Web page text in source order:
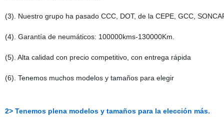
(3). Nuestro grupo ha pasado CCC, DOT, de la CEPE, GCC,
(4). Garantía de neumáticos: 100000kms-130000Km.
(5). Alta calidad con precio competitivo, con entrega rápida
(6). Tenemos muchos modelos y tamaños para elegir
2> Tenemos plena modelos y tamaños para la elección más.